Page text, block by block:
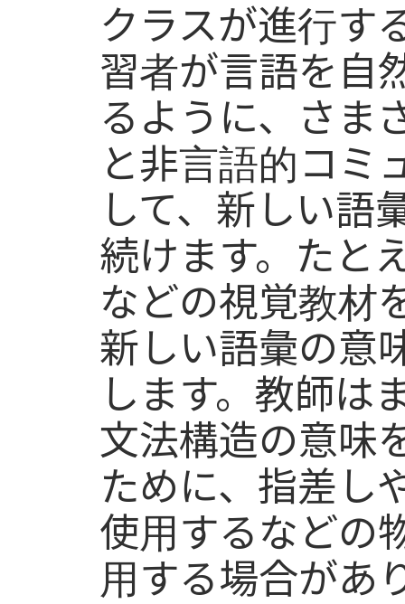
クラスが進行す
習者が言語を自
るように、さま
と非言語的コミ
して、新しい語
続けます。たと
などの視覚教材
新しい語彙の意
します。教師は
文法構造の意味
ために、指差し
使用するなどの
用する場合があ